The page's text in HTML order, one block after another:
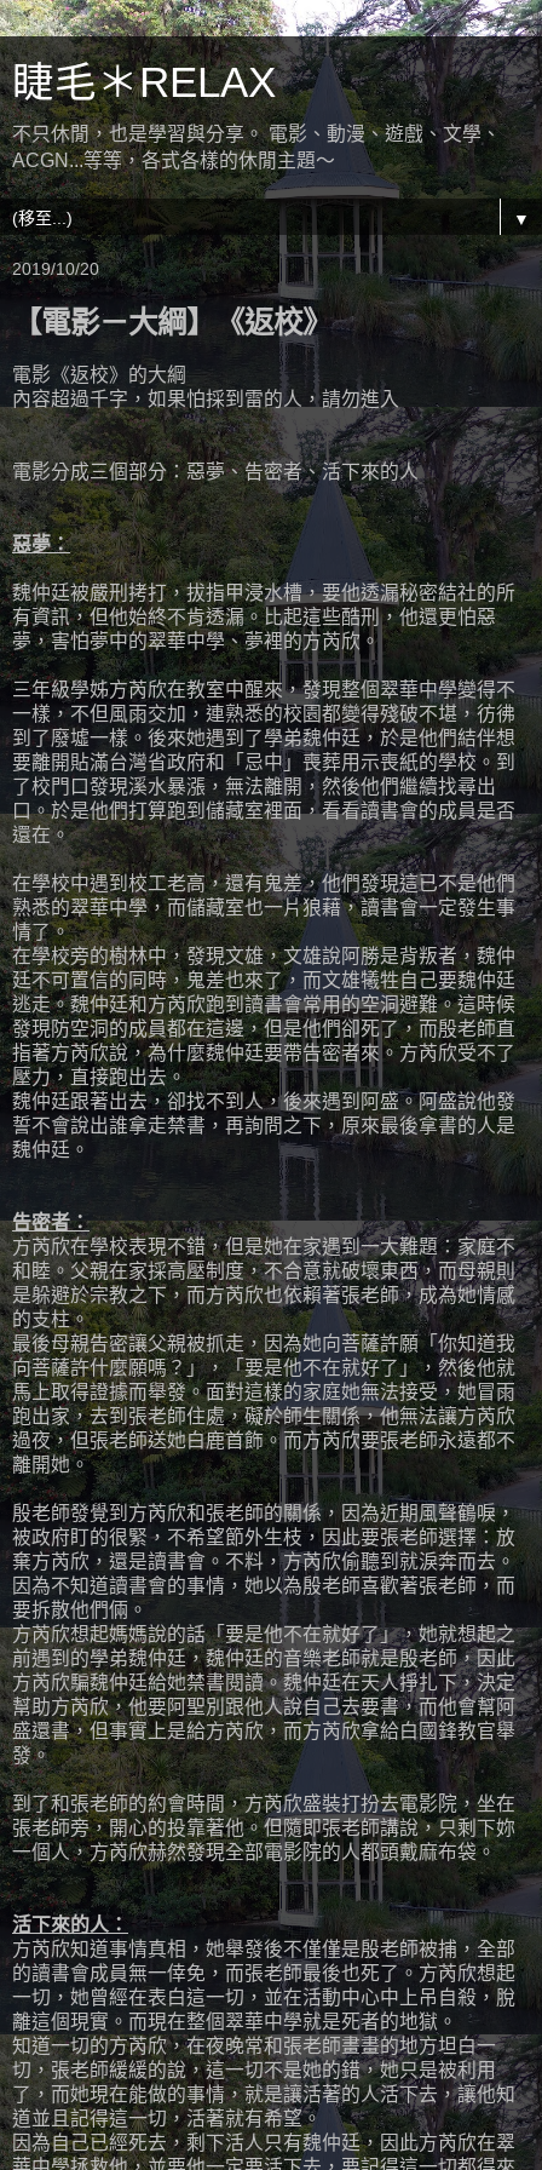
睫毛＊RELAX
不只休閒，也是學習與分享。 電影、動漫、遊戲、文學、
ACGN...等等，各式各樣的休閒主題～
▼
2019/10/20
【電影－大綱】《返校》
電影《返校》的大綱
內容超過千字，如果怕採到雷的人，請勿進入
電影分成三個部分：惡夢、告密者、活下來的人
惡夢：
魏仲廷被嚴刑拷打，拔指甲浸水槽，要他透漏秘密結社的所
有資訊，但他始終不肯透漏。比起這些酷刑，他還更怕惡
夢，害怕夢中的翠華中學、夢裡的方芮欣。
三年級學姊方芮欣在教室中醒來，發現整個翠華中學變得不
一樣，不但風雨交加，連熟悉的校園都變得殘破不堪，彷彿
到了廢墟一樣。後來她遇到了學弟魏仲廷，於是他們結伴想
要離開貼滿台灣省政府和「忌中」喪葬用示喪紙的學校。到
了校門口發現溪水暴漲，無法離開，然後他們繼續找尋出
口。於是他們打算跑到儲藏室裡面，看看讀書會的成員是否
還在。
在學校中遇到校工老高，還有鬼差，他們發現這已不是他們
熟悉的翠華中學，而儲藏室也一片狼藉，讀書會一定發生事
情了。
在學校旁的樹林中，發現文雄，文雄說阿勝是背叛者，魏仲
廷不可置信的同時，鬼差也來了，而文雄犧牲自己要魏仲廷
逃走。魏仲廷和方芮欣跑到讀書會常用的空洞避難。這時候
發現防空洞的成員都在這邊，但是他們卻死了，而殷老師直
指著方芮欣說，為什麼魏仲廷要帶告密者來。方芮欣受不了
壓力，直接跑出去。
魏仲廷跟著出去，卻找不到人，後來遇到阿盛。阿盛說他發
誓不會說出誰拿走禁書，再詢問之下，原來最後拿書的人是
魏仲廷。
告密者：
方芮欣在學校表現不錯，但是她在家遇到一大難題：家庭不
和睦。父親在家採高壓制度，不合意就破壞東西，而母親則
是躲避於宗教之下，而方芮欣也依賴著張老師，成為她情感
的支柱。
最後母親告密讓父親被抓走，因為她向菩薩許願「你知道我
向菩薩許什麼願嗎？」，「要是他不在就好了」，然後他就
馬上取得證據而舉發。面對這樣的家庭她無法接受，她冒雨
跑出家，去到張老師住處，礙於師生關係，他無法讓方芮欣
過夜，但張老師送她白鹿首飾。而方芮欣要張老師永遠都不
離開她。
殷老師發覺到方芮欣和張老師的關係，因為近期風聲鶴唳，
被政府盯的很緊，不希望節外生枝，因此要張老師選擇：放
棄方芮欣，還是讀書會。不料，方芮欣偷聽到就淚奔而去。
因為不知道讀書會的事情，她以為殷老師喜歡著張老師，而
要拆散他們倆。
方芮欣想起媽媽說的話「要是他不在就好了」，她就想起之
前遇到的學弟魏仲廷，魏仲廷的音樂老師就是殷老師，因此
方芮欣騙魏仲廷給她禁書閱讀。魏仲廷在天人掙扎下，決定
幫助方芮欣，他要阿聖別跟他人說自己去要書，而他會幫阿
盛還書，但事實上是給方芮欣，而方芮欣拿給白國鋒教官舉
發。
到了和張老師的約會時間，方芮欣盛裝打扮去電影院，坐在
張老師旁，開心的投靠著他。但隨即張老師講說，只剩下妳
一個人，方芮欣赫然發現全部電影院的人都頭戴麻布袋。
活下來的人：
方芮欣知道事情真相，她舉發後不僅僅是殷老師被捕，全部
的讀書會成員無一倖免，而張老師最後也死了。方芮欣想起
一切，她曾經在表白這一切，並在活動中心中上吊自殺，脫
離這個現實。而現在整個翠華中學就是死者的地獄。
知道一切的方芮欣，在夜晚常和張老師畫畫的地方坦白一
切，張老師緩緩的說，這一切不是她的錯，她只是被利用
了，而她現在能做的事情，就是讓活著的人活下去，讓他知
道並且記得這一切，活著就有希望。
因為自己已經死去，剩下活人只有魏仲廷，因此方芮欣在翠